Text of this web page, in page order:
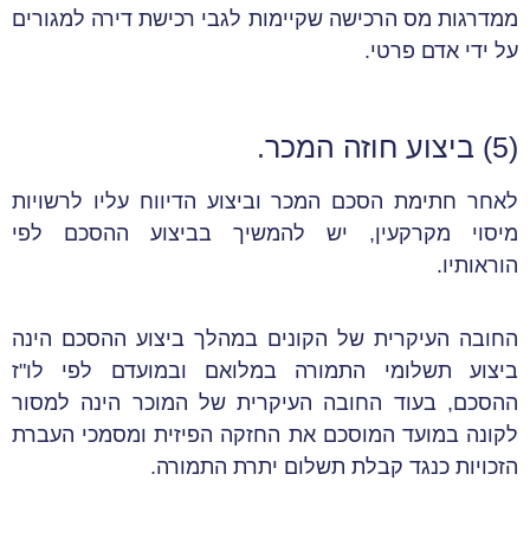
ממדרגות מס הרכישה שקיימות לגבי רכישת דירה למגורים
על ידי אדם פרטי.
(5) ביצוע חוזה המכר.
לאחר חתימת הסכם המכר וביצוע הדיווח עליו לרשויות
מיסוי מקרקעין, יש להמשיך בביצוע ההסכם לפי
הוראותיו.
החובה העיקרית של הקונים במהלך ביצוע ההסכם הינה
ביצוע תשלומי התמורה במלואם ובמועדם לפי לו"ז
ההסכם, בעוד החובה העיקרית של המוכר הינה למסור
לקונה במועד המוסכם את החזקה הפיזית ומסמכי העברת
הזכויות כנגד קבלת תשלום יתרת התמורה.